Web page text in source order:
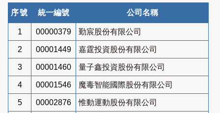
序號 統一編號 公司名稱
1 00000379 勤宸股份有限公司
2 00001449 嘉霆投資股份有限公司
3 00001460 量子鑫投資股份有限公司
4 00001546 魔毒智能國際股份有限公司
5 00002876 惟動運動股份有限公司